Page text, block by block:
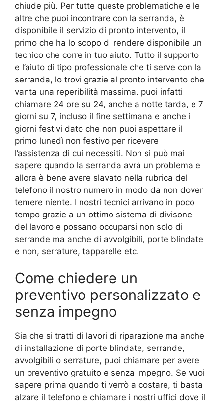
chiude più. Per tutte queste problematiche e le
altre che puoi incontrare con la serranda, è
disponibile il servizio di pronto intervento, il
primo che ha lo scopo di rendere disponibile un
tecnico che corre in tuo aiuto. Tutto il supporto
e l’aiuto di tipo professionale che ti serve con la
serranda, lo trovi grazie al pronto intervento che
vanta una reperibilità massima. puoi infatti
chiamare 24 ore su 24, anche a notte tarda, e 7
giorni su 7, incluso il fine settimana e anche i
giorni festivi dato che non puoi aspettare il
primo lunedì non festivo per ricevere
l’assistenza di cui necessiti. Non si può mai
sapere quando la serranda avrà un problema e
allora è bene avere slavato nella rubrica del
telefono il nostro numero in modo da non dover
temere niente. I nostri tecnici arrivano in poco
tempo grazie a un ottimo sistema di divisone
del lavoro e possano occuparsi non solo di
serrande ma anche di avvolgibili, porte blindate
e non, serrature, tapparelle etc.
Come chiedere un
preventivo personalizzato e
senza impegno
Sia che si tratti di lavori di riparazione ma anche
di installazione di porte blindate, serrande,
avvolgibili o serrature, puoi chiamare per avere
un preventivo gratuito e senza impegno. Se vuoi
sapere prima quando ti verrò a costare, ti basta
alzare il telefono e chiamare i nostri uffici dove il